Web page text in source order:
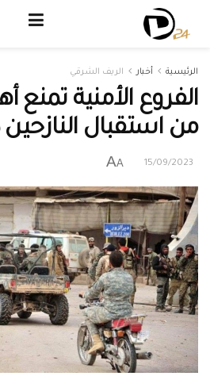
الرئيسية أخبار الريف الشرقي
الفروع الأمنية تمنع
من استقبال
15/09/2023
A
A